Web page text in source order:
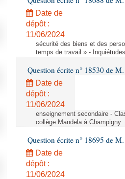
Date de
dépôt :
11/06/2024
sécurité des biens et des
temps de travail » -
Question écrite n° 18530 de
Date de
dépôt :
11/06/2024
enseignement secondaire -
collège Mandela à Champigny
Question écrite n° 18695 de
Date de
dépôt :
11/06/2024